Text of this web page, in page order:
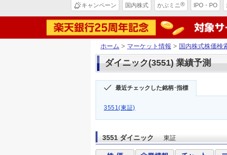
キャンペーン 国内株式 かぶミニ® IPO・PO
ホーム > マーケット情報 > 国内株式株価検
ダイニック(3551) 業績予測
最近チェックした銘柄･指標
3551(東証)
3551 ダイニック 東証